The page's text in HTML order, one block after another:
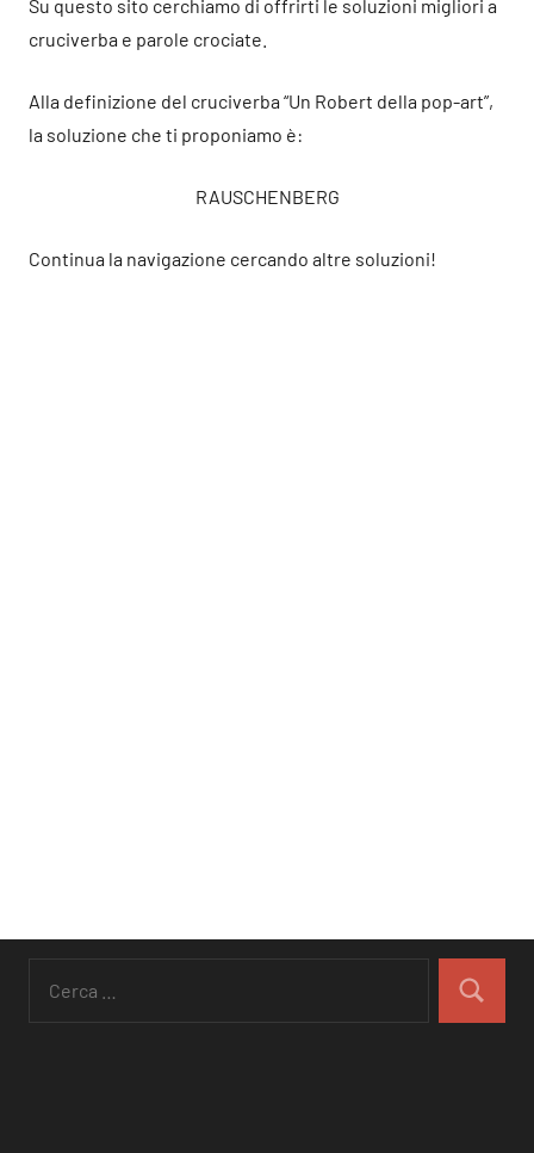
Su questo sito cerchiamo di offrirti le soluzioni migliori a
cruciverba e parole crociate.
Alla definizione del cruciverba “Un Robert della pop-art”,
la soluzione che ti proponiamo è:
RAUSCHENBERG
Continua la navigazione cercando altre soluzioni!